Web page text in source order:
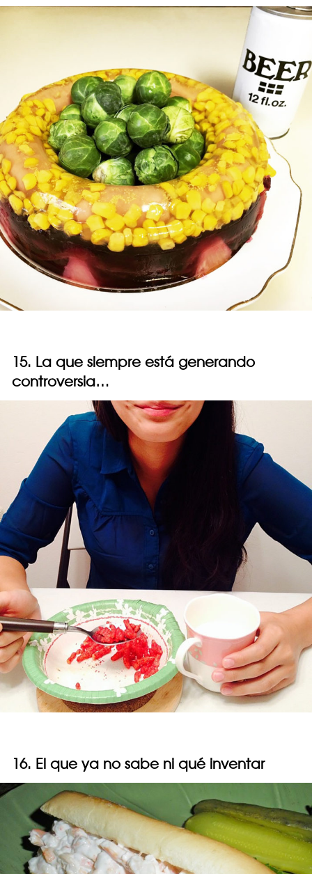
15. La que siempre está generando
controversia…
16. El que ya no sabe ni qué inventar